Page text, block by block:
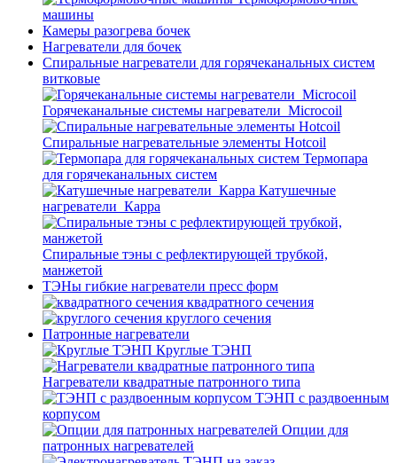
машины
Камеры разогрева бочек
Нагреватели для бочек
Спиральные нагреватели для горячеканальных систем
витковые
Горячеканальные системы нагреватели_Microcoil
Спиральные нагревательные элементы Hotcoil
Термопара
для горячеканальных систем
Катушечные
нагреватели_Карра
Спиральные тэны с рефлектирующей трубкой,
манжетой
ТЭНы гибкие нагреватели пресс форм
квадратного сечения
круглого сечения
Патронные нагреватели
Круглые ТЭНП
Нагреватели квадратные патронного типа
ТЭНП с раздвоенным
корпусом
Опции для
патронных нагревателей